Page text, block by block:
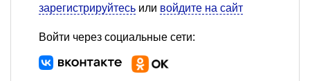
зарегистрируйтесь или войдите на сайт
Войти через социальные сети: